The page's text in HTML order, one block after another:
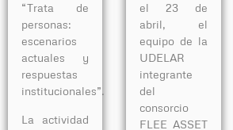
“Trata de
personas:
escenarios
actuales y
respuestas
institucionales”.
La actividad
el 23 de
abril, el
equipo de la
UDELAR
integrante
del
consorcio
FLEE ASSET